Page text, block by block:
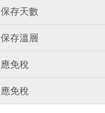
保存天數
保存溫層
應免稅
應免稅